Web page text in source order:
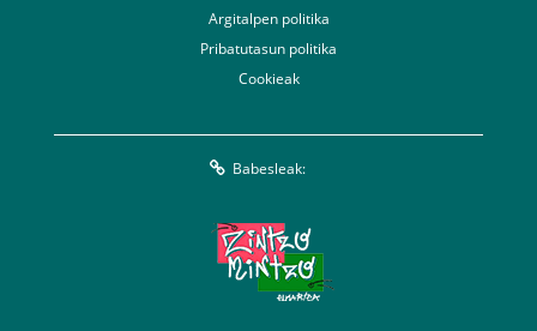
Argitalpen politika
Pribatutasun politika
Cookieak
Babesleak: